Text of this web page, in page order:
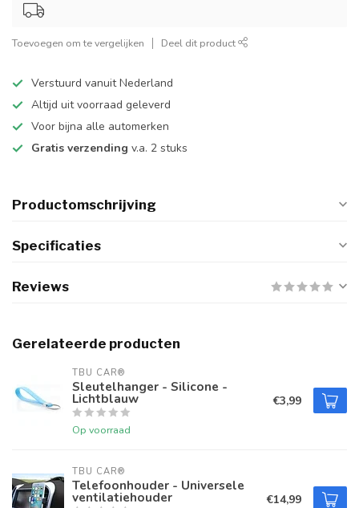
Toevoegen om te vergelijken Deel dit product
Verstuurd vanuit Nederland
Altijd uit voorraad geleverd
Voor bijna alle automerken
Gratis verzending v.a. 2 stuks
Productomschrijving
Specificaties
Reviews
Gerelateerde producten
TBU CAR®
Sleutelhanger - Silicone -
Lichtblauw
Op voorraad
€3,99
TBU CAR®
Telefoonhouder - Universele
ventilatiehouder €14,99